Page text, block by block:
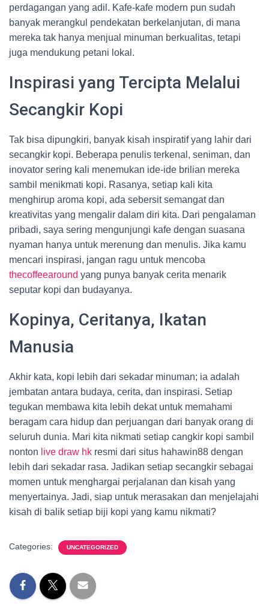
perdagangan yang adil. Kafe-kafe modern pun sudah
banyak merangkul pendekatan berkelanjutan, di mana
mereka tak hanya menjual minuman berkualitas, tetapi
juga mendukung petani lokal.
Inspirasi yang Tercipta Melalui
Secangkir Kopi
Tak bisa dipungkiri, banyak kisah inspiratif yang lahir dari
secangkir kopi. Beberapa penulis terkenal, seniman, dan
inovator sering kali menemukan ide-ide brilian mereka
sambil menikmati kopi. Rasanya, setiap kali kita
menghirup aroma kopi, ada sebersit semangat dan
kreativitas yang mengalir dalam diri kita. Dari pengalaman
pribadi, saya sering mengunjungi kafe dengan suasana
nyaman hanya untuk merenung dan menulis. Jika kamu
mencari inspirasi, jangan ragu untuk mencoba
thecoffeearound yang punya banyak cerita menarik
seputar kopi dan budayanya.
Kopinya, Ceritanya, Ikatan
Manusia
Akhir kata, kopi lebih dari sekadar minuman; ia adalah
jembatan antara budaya, cerita, dan inspirasi. Setiap
tegukan membawa kita lebih dekat untuk memahami
beragam cara hidup dan perjuangan dari banyak orang di
seluruh dunia. Mari kita nikmati setiap cangkir kopi sambil
nonton live draw hk resmi dari situs hahawin88 dengan
lebih dari sekadar rasa. Jadikan setiap secangkir sebagai
momen untuk menghargai perjalanan dan kisah yang
menyertainya. Jadi, siap untuk merasakan dan menjelajahi
kisah di balik setiap biji kopi yang kamu nikmati?
Categories: UNCATEGORIZED